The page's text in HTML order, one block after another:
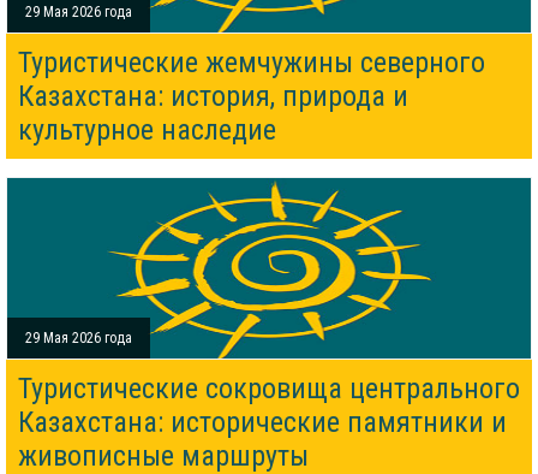
29 Мая 2026 года
Туристические жемчужины северного
Казахстана: история, природа и
культурное наследие
29 Мая 2026 года
Туристические сокровища центрального
Казахстана: исторические памятники и
живописные маршруты